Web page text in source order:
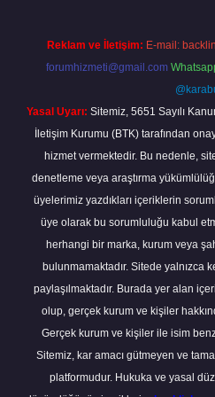
Reklam ve İletişim: E-mail:
forumhizmeti@gmail.com
Yasal Uyarı: Sitemiz, 5651 Sayılı
İletişim Kurumu (BTK) tarafından
hizmet vermektedir. Bu nedenle,
denetleme veya araştırma
üyelerimiz yazdıkları içeriklerin
üye olarak bu sorumluluğu kabul
herhangi bir marka, kurum veya
bulunmamaktadır. Sitede yalnızca
paylaşılmaktadır. Burada yer alan
olup, gerçek kurum ve kişiler
Gerçek kurum ve kişiler ile isim
Sitemiz, kar amacı gütmeyen ve
platformudur. Hukuka ve yasal